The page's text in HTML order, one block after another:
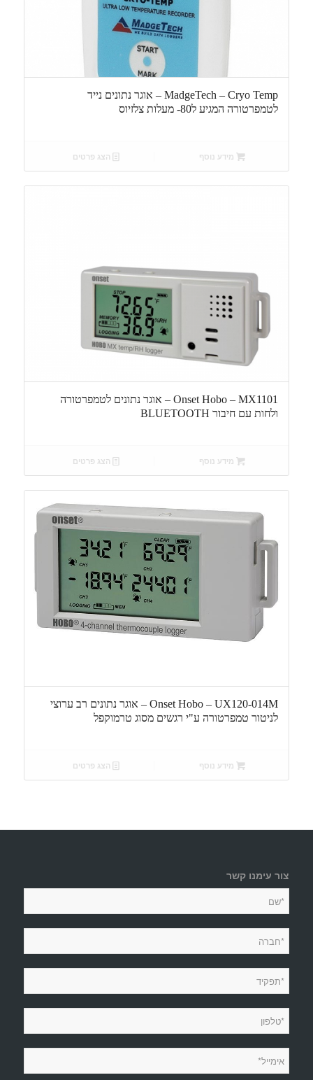
MadgeTech – Cryo Temp – אוגר נתונים נייד
לטמפרטורה המגיע ל80- מעלות צלזיוס
מידע נוסף הצג פרטים
Onset Hobo – MX1101 – אוגר נתונים לטמפרטורה
ולחות עם חיבור BLUETOOTH
מידע נוסף הצג פרטים
Onset Hobo – UX120-014M – אוגר נתונים רב ערוצי
לניטור טמפרטורה ע"י רגשים מסוג טרמוקפל
מידע נוסף הצג פרטים
צור עימנו קשר